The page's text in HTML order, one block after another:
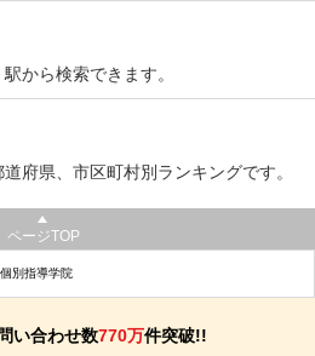
から検索できます。
府県、市区町村別ランキングです。
ページTOP
別指導学院
い合わせ数770万件突破!!